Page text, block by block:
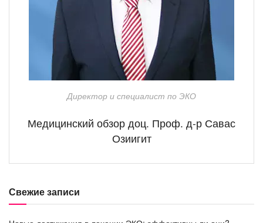
Директор и специалист по ЭКО
Медицинский обзор доц. Проф. д-р Савас
Озиигит
Свежие записи